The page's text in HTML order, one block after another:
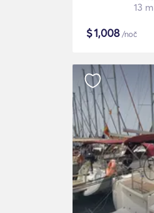
13 m
$1,008/noč